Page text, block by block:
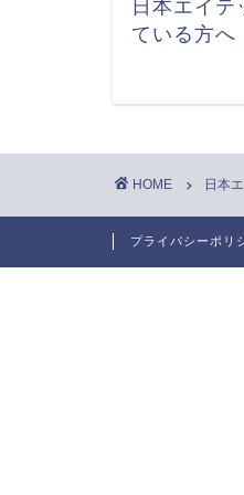
日本エイ
ている方へ
HOME 日本
プライバシーポリ